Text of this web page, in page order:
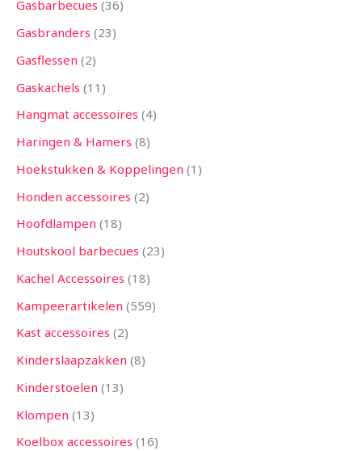
Gasbarbecues 36
Gasbranders 23
Gasflessen 2
Gaskachels 11
Hangmat accessoires 4
Haringen & Hamers 8
Hoekstukken & Koppelingen 1
Honden accessoires 2
Hoofdlampen 18
Houtskool barbecues 23
Kachel Accessoires 18
Kampeerartikelen 559
Kast accessoires 2
Kinderslaapzakken 8
Kinderstoelen 13
Klompen 13
Koelbox accessoires 16